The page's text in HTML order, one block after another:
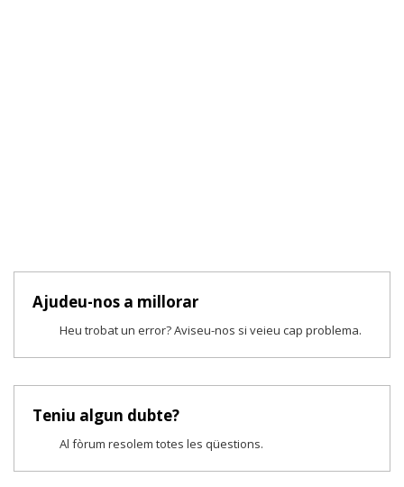
Ajudeu-nos a millorar
Heu trobat un error? Aviseu-nos si veieu cap problema.
Teniu algun dubte?
Al fòrum resolem totes les qüestions.